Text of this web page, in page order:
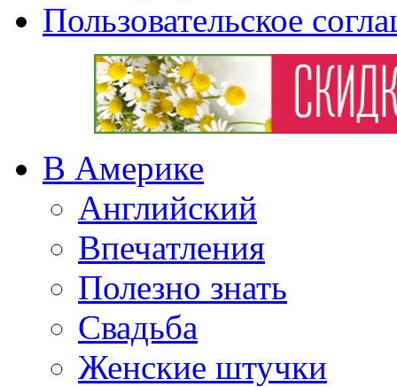
Пользовательское
В Америке
Английский
Впечатления
Полезно знать
Свадьба
Женские штучки